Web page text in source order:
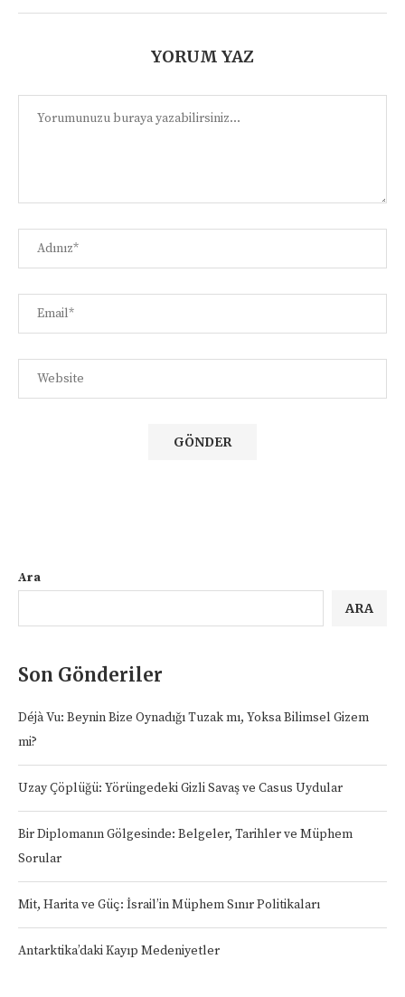
YORUM YAZ
Ara
ARA
Son Gönderiler
Déjà Vu: Beynin Bize Oynadığı Tuzak mı, Yoksa Bilimsel Gizem
mi?
Uzay Çöplüğü: Yörüngedeki Gizli Savaş ve Casus Uydular
Bir Diplomanın Gölgesinde: Belgeler, Tarihler ve Müphem
Sorular
Mit, Harita ve Güç: İsrail’in Müphem Sınır Politikaları
Antarktika’daki Kayıp Medeniyetler